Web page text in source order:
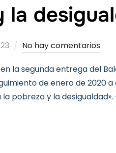
la
No hay comentarios
la segunda entrega del
de enero de 2020
la pobreza y la desigualdad».